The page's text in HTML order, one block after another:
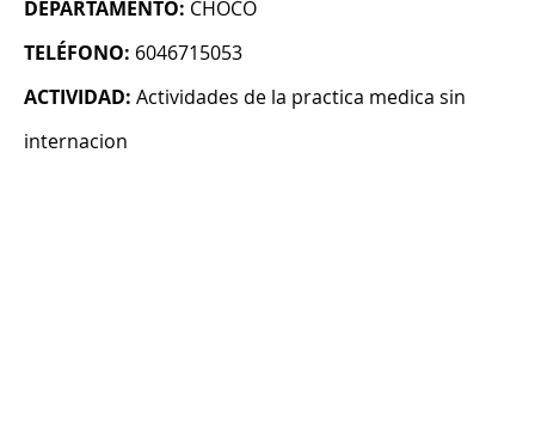
DEPARTAMENTO: CHOCO
TELÉFONO: 6046715053
ACTIVIDAD: Actividades de la practica medica sin
internacion